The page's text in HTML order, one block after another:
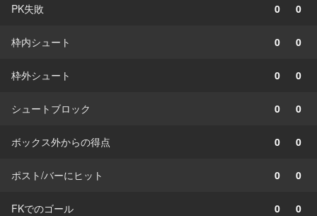
PK失敗 0 0
枠内シュート 0 0
枠外シュート 0 0
シュートブロック 0 0
ボックス外からの得点 0 0
ポスト/バーにヒット 0 0
FKでのゴール 0 0